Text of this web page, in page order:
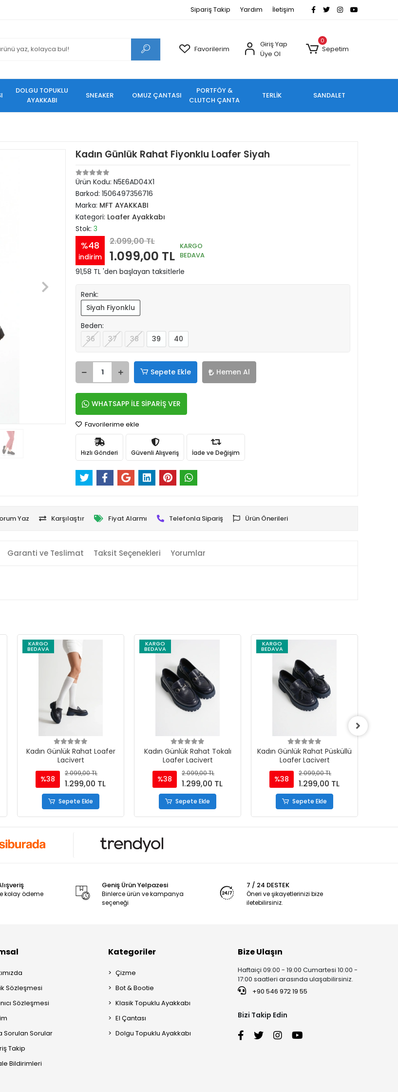
Sipariş Takip Yardım İletişim
Favorilerim
Giriş Yap
Üye Ol
0
Sepetim
DOLGU TOPUKLU
AYAKKABI
SNEAKER OMUZ ÇANTASI
PORTFÖY &
CLUTCH ÇANTA
TERLİK SANDALET
Kadın Günlük Rahat Fiyonklu Loafer Siyah
Ürün Kodu: N5E6AD04X1
Barkod: 1506497356716
Marka: MFT AYAKKABI
Kategori: Loafer Ayakkabı
Stok: 3
%48
indirim
2.099,00 TL
1.099,00 TL
KARGO
BEDAVA
91,58 TL 'den başlayan taksitlerle
Renk:
Siyah Fiyonklu
Beden:
36
37 38 39 40
Sepete Ekle Hemen Al
WHATSAPP İLE SİPARİŞ VER
Favorilerime ekle
Hızlı Gönderi Güvenli Alışveriş İade ve Değişim
Yaz Karşılaştır Fiyat Alarmı Telefonla Sipariş Ürün Önerileri
Garanti ve Teslimat Taksit Seçenekleri Yorumlar
KARGO
BEDAVA
Kadın Günlük Rahat Loafer
Lacivert
%38
2.099,00 TL
1.299,00 TL
Sepete Ekle
KARGO
BEDAVA
Kadın Günlük Rahat Tokalı
Loafer Lacivert
%38
2.099,00 TL
1.299,00 TL
Sepete Ekle
KARGO
BEDAVA
Kadın Günlük Rahat Püsküllü
Loafer Lacivert
%38
2.099,00 TL
1.299,00 TL
Sepete Ekle
kolay ödeme
Geniş Ürün Yelpazesi
Binlerce ürün ve kampanya
seçeneği
7 / 24 DESTEK
Öneri ve şikayetlerinizi bize
iletebilirsiniz.
Sözleşmesi
Sözleşmesi
Sorulan Sorular
Takip
Bildirimleri
Kategoriler
Çizme
Bot & Bootie
Klasik Topuklu Ayakkabı
El Çantası
Dolgu Topuklu Ayakkabı
Bize Ulaşın
Haftaiçi 09:00 - 19:00 Cumartesi 10:00 -
17:00 saatleri arasında ulaşabilirsiniz.
+90 546 972 19 55
Bizi Takip Edin